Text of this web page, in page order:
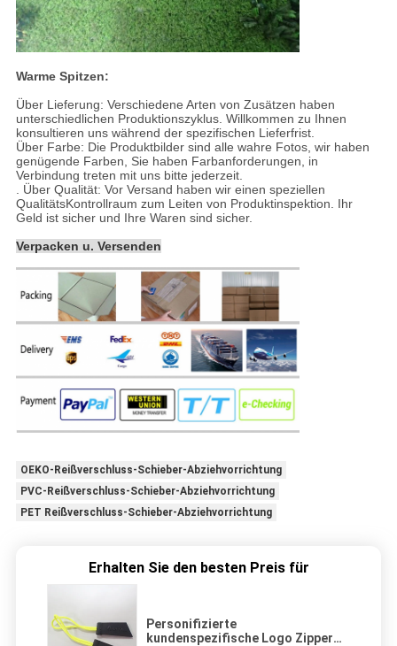
Warme Spitzen:
Über Lieferung: Verschiedene Arten von Zusätzen haben
unterschiedlichen Produktionszyklus. Willkommen zu Ihnen
konsultieren uns während der spezifischen Lieferfrist.
Über Farbe: Die Produktbilder sind alle wahre Fotos, wir haben
genügende Farben, Sie haben Farbanforderungen, in
Verbindung treten mit uns bitte jederzeit.
. Über Qualität: Vor Versand haben wir einen speziellen
QualitätsKontrollraum zum Leiten von Produktinspektion. Ihr
Geld ist sicher und Ihre Waren sind sicher.
Verpacken u. Versenden
OEKO-Reißverschluss-Schieber-Abziehvorrichtung
PVC-Reißverschluss-Schieber-Abziehvorrichtung
PET Reißverschluss-Schieber-Abziehvorrichtung
Erhalten Sie den besten Preis für
Personifizierte
kundenspezifische Logo Zipper